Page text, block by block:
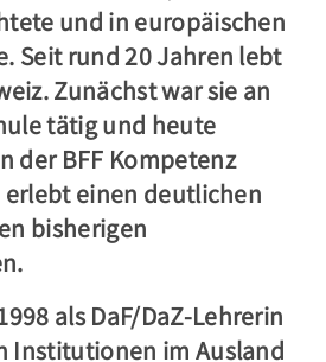
und in europäischen
Seit rund 20 Jahren lebt
Zunächst war sie an
tätig und heute
der BFF Kompetenz
erlebt einen deutlichen
bisherigen
als DaF/DaZ-Lehrerin
Institutionen im Ausland